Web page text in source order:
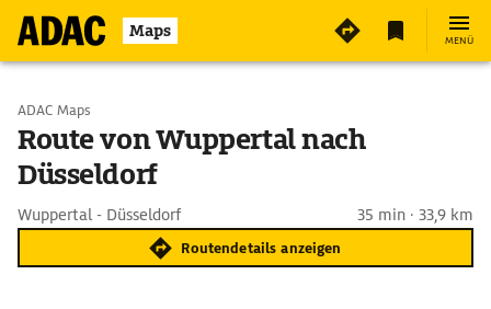
Maps MENÜ
Start wählen
Ziel eingeben
ADAC Maps
Route von Wuppertal nach
Düsseldorf
Wuppertal - Düsseldorf 35 min · 33,9 km
Routendetails anzeigen